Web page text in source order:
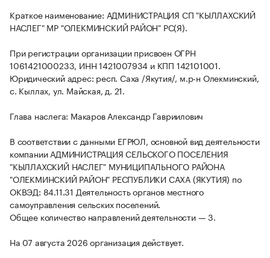
Краткое наименование: АДМИНИСТРАЦИЯ СП "КЫЛЛАХСКИЙ
НАСЛЕГ" МР "ОЛЕКМИНСКИЙ РАЙОН" РС(Я).
При регистрации организации присвоен ОГРН
1061421000233, ИНН 1421007934 и КПП 142101001.
Юридический адрес: респ. Саха /Якутия/, м.р-н Олекминский,
с. Кыллах, ул. Майская, д. 21.
Глава наслега: Макаров Александр Гавриилович
В соответствии с данными ЕГРЮЛ, основной вид деятельности
компании АДМИНИСТРАЦИЯ СЕЛЬСКОГО ПОСЕЛЕНИЯ
"КЫЛЛАХСКИЙ НАСЛЕГ" МУНИЦИПАЛЬНОГО РАЙОНА
"ОЛЕКМИНСКИЙ РАЙОН" РЕСПУБЛИКИ САХА (ЯКУТИЯ) по
ОКВЭД: 84.11.31 Деятельность органов местного
самоуправления сельских поселений.
Общее количество направлений деятельности — 3.
На 07 августа 2026 организация действует.